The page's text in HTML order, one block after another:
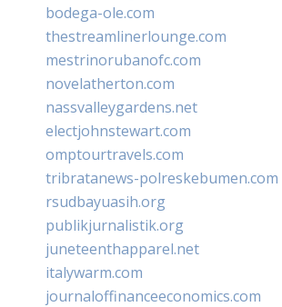
bodega-ole.com
thestreamlinerlounge.com
mestrinorubanofc.com
novelatherton.com
nassvalleygardens.net
electjohnstewart.com
omptourtravels.com
tribratanews-polreskebumen.com
rsudbayuasih.org
publikjurnalistik.org
juneteenthapparel.net
italywarm.com
journaloffinanceeconomics.com